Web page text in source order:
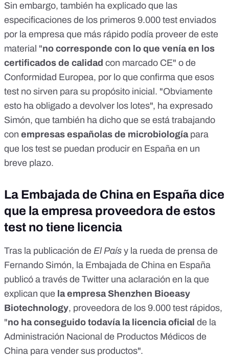
Sin embargo, también ha explicado que las
especificaciones de los primeros 9.000 test enviados
por la empresa que más rápido podía proveer de este
material "no corresponde con lo que venía en los
certificados de calidad con marcado CE" o de
Conformidad Europea, por lo que confirma que esos
test no sirven para su propósito inicial. "Obviamente
esto ha obligado a devolver los lotes", ha expresado
Simón, que también ha dicho que se está trabajando
con empresas españolas de microbiologíapara
que los test se puedan producir en España en un
breve plazo.
La Embajada de China en España dice
que la empresa proveedora de estos
test no tiene licencia
Tras la publicación de El País y la rueda de prensa de
Fernando Simón, la Embajada de China en España
publicó a través de Twitter una aclaración en la que
explican que la empresa Shenzhen Bioeasy
Biotechnology, proveedora de los 9.000 test rápidos,
"no ha conseguido todavía la licencia oficial de la
Administración Nacional de Productos Médicos de
China para vender sus productos".